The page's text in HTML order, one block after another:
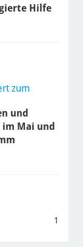
Hilfe
zum
und
Mai und
1